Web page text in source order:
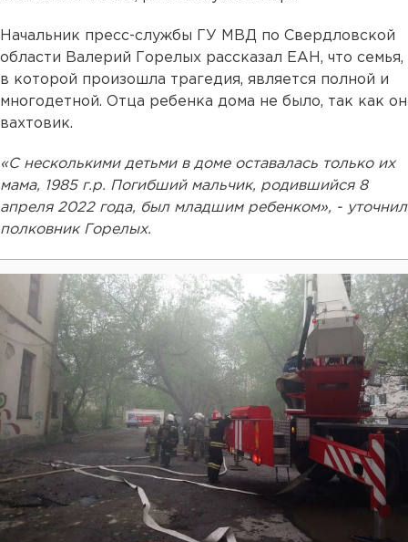
Начальник пресс-службы ГУ МВД по Свердловской
области Валерий Горелых рассказал ЕАН, что семья,
в которой произошла трагедия, является полной и
многодетной. Отца ребенка дома не было, так как он
вахтовик.
«С несколькими детьми в доме оставалась только их
мама, 1985 г.р. Погибший мальчик, родившийся 8
апреля 2022 года, был младшим ребенком», - уточнил
полковник Горелых.